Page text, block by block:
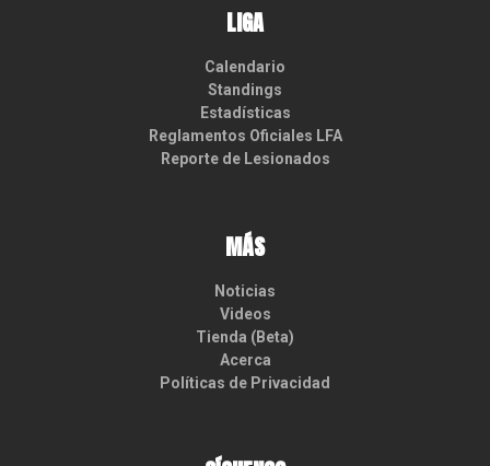
LIGA
Calendario
Standings
Estadísticas
Reglamentos Oficiales LFA
Reporte de Lesionados
MÁS
Noticias
Videos
Tienda (Beta)
Acerca
Políticas de Privacidad